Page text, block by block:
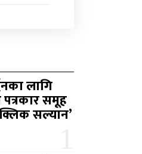
लागि
पत्रकार समूह
सल्यान’